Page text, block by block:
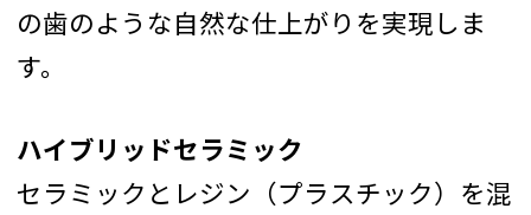
の歯のような自然な仕上がりを実現しま
す。
ハイブリッドセラミック
セラミックとレジン（プラスチック）を混